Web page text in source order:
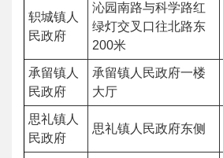
轵城镇人
民政府
沁园南路与科学路红
绿灯交叉口往北路东
200米
承留镇人
民政府
承留镇人民政府一楼
大厅
思礼镇人
民政府
思礼镇人民政府东侧